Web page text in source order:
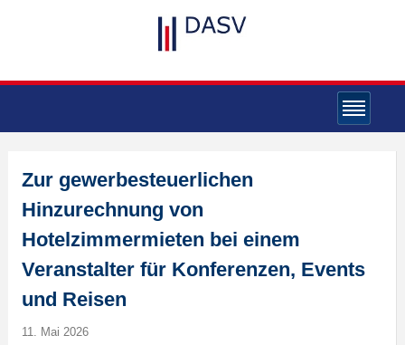
Zur gewerbesteuerlichen
Hinzurechnung von
Hotelzimmermieten bei einem
Veranstalter für Konferenzen, Events
und Reisen
11. Mai 2026